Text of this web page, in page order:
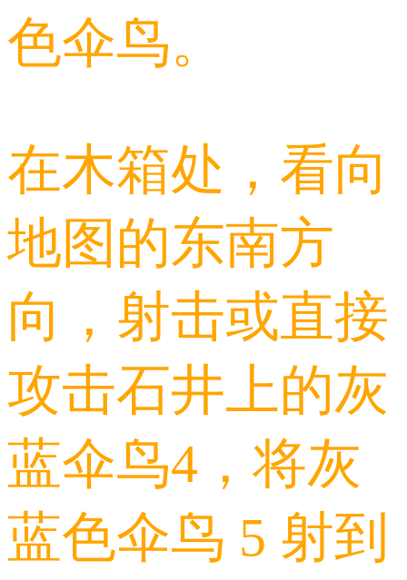
色伞鸟。
在木箱处，看向
地图的东南方
向，射击或直接
攻击石井上的灰
蓝伞鸟4，将灰
蓝色伞鸟 5 射到